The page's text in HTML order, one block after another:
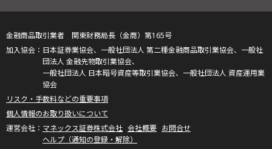
金融商品取引業者 関東財務局長（金商）第165号
日本証券業協会、一般社団法人 第二種金融商品取引業協会、一般社
団法人 金融先物取引業協会、
一般社団法人 日本暗号資産等取引業協会、一般社団法人 資産運用業
協会
リスク・手数料などの重要事項
個人情報のお取り扱いについて
マネックス証券株式会社 会社概要 お問合せ
ヘルプ（通知の登録・解除）